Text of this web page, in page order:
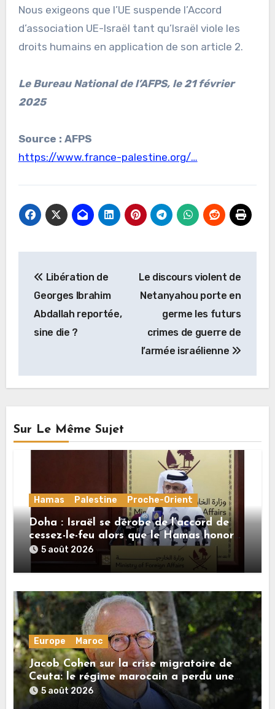
Nous exigeons que l’UE suspende l’Accord
d’association UE-Israël tant qu’Israël viole les
droits humains en application de son article 2.
Le Bureau National de l’AFPS, le 21 février
2025
Source : AFPS
https://www.france-palestine.org/…
de
l’article
Libération de
Georges Ibrahim
Abdallah reportée,
sine die ?
Le discours violent de
Netanyahou porte en
germe les futurs
crimes de guerre de
l’armée israélienne
Sur Le Même Sujet
Hamas Palestine Proche-Orient
Doha : Israël se dérobe de l’accord de
cessez-le-feu alors que le Hamas honore
ses engagements
5 août 2026
Europe Maroc
Jacob Cohen sur la crise migratoire de
Ceuta: le régime marocain a perdu une
bonne part de sa crédibilité vis-à-vis de
l’Union européenne
5 août 2026